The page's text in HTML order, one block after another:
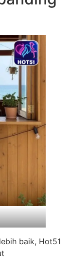
baik, Hot51